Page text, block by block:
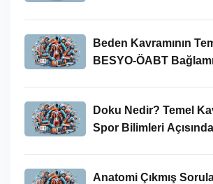
Beden Kavramının
BESYO-ÖABT
Doku Nedir? Temel
Spor Bilimleri
Anatomi Çıkmış